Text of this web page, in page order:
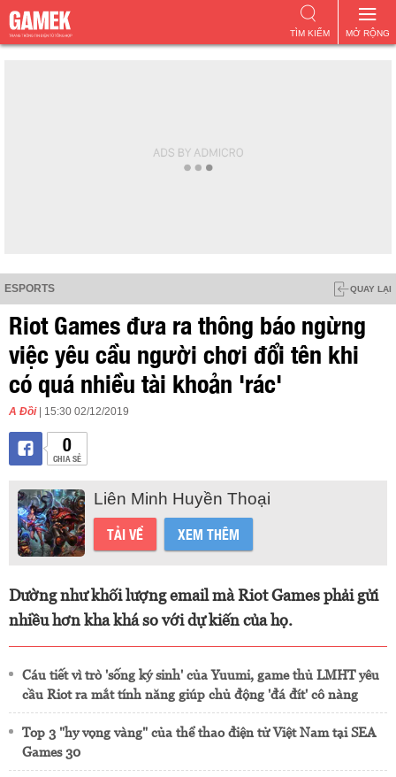
MỞ RỘNG
TÌM KIẾM
ESPORTS QUAY LẠI
Riot Games đưa ra thông báo ngừng
việc yêu cầu người chơi đổi tên khi
có quá nhiều tài khoản 'rác'
A Đồi | 15:30 02/12/2019
0
CHIA SẺ
Liên Minh Huyền Thoại
TẢI VỀ XEM THÊM
Dường như khối lượng email mà Riot Games phải gửi
nhiều hơn kha khá so với dự kiến của họ.
Cáu tiết vì trò 'sống ký sinh' của Yuumi, game thủ LMHT yêu
cầu Riot ra mắt tính năng giúp chủ động 'đá đít' cô nàng
Top 3 "hy vọng vàng" của thể thao điện tử Việt Nam tại SEA
Games 30